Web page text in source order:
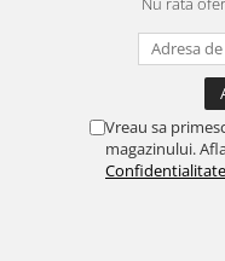
Vreau sa
magazinului.
Confidentialitate